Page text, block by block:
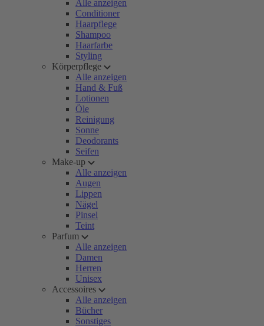
Alle anzeigen
Conditioner
Haarpflege
Shampoo
Haarfarbe
Styling
Körperpflege
Alle anzeigen
Hand & Fuß
Lotionen
Öle
Reinigung
Sonne
Deodorants
Seifen
Make-up
Alle anzeigen
Augen
Lippen
Nägel
Pinsel
Teint
Parfum
Alle anzeigen
Damen
Herren
Unisex
Accessoires
Alle anzeigen
Bücher
Sonstiges